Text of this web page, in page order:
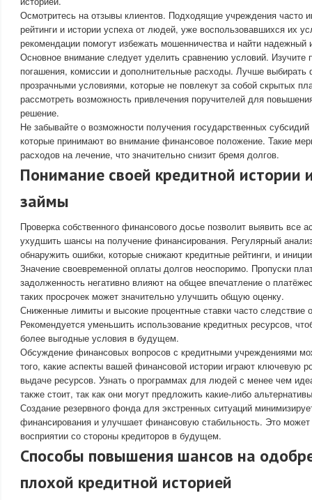
Осмотритесь на отзывы клиентов. Подходящие учреждения часто
рейтинги и истории успеха от людей, уже воспользовавшихся их
рекомендации помогут избежать мошенничества и найти надежный
Основное внимание следует уделить сравнению условий. Изучите
погашения, комиссии и дополнительные расходы. Лучше выбирать
прозрачными условиями, которые не повлекут за собой скрытых
рассмотреть возможность привлечения поручителей для
решение.
Не забывайте о возможности получения государственных
которые принимают во внимание финансовое положение. Такие
расходов на лечение, что значительно снизит бремя долгов.
Понимание своей кредитной истории
займы
Проверка собственного финансового досье позволит выявить все
ухудшить шансы на получение финансирования. Регулярный
обнаружить ошибки, которые снижают кредитные рейтинги, и
Значение своевременной оплаты долгов неоспоримо. Пропуски
задолженность негативно влияют на общее впечатление о
таких просрочек может значительно улучшить общую оценку.
Сниженные лимиты и высокие процентные ставки часто следствие
Рекомендуется уменьшить использование кредитных ресурсов,
более выгодные условия в будущем.
Обсуждение финансовых вопросов с кредитными учреждениями
того, какие аспекты вашей финансовой истории играют ключевую
выдаче ресурсов. Узнать о программах для людей с менее чем
также стоит, так как они могут предложить какие-либо
Создание резервного фонда для экстренных ситуаций
финансирования и улучшает финансовую стабильность. Это может
восприятии со стороны кредиторов в будущем.
Способы повышения шансов на
плохой кредитной историей